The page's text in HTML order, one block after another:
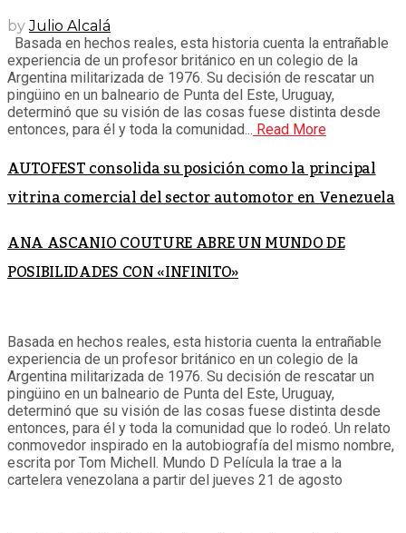
byJulio Alcalá
Basada en hechos reales, esta historia cuenta la entrañable
experiencia de un profesor británico en un colegio de la
Argentina militarizada de 1976. Su decisión de rescatar un
pingüino en un balneario de Punta del Este, Uruguay,
determinó que su visión de las cosas fuese distinta desde
entonces, para él y toda la comunidad... Read More
AUTOFEST consolida su posición como la principal
vitrina comercial del sector automotor en Venezuela
ANA ASCANIO COUTURE ABRE UN MUNDO DE
POSIBILIDADES CON «INFINITO»
Basada en hechos reales, esta historia cuenta la entrañable
experiencia de un profesor británico en un colegio de la
Argentina militarizada de 1976. Su decisión de rescatar un
pingüino en un balneario de Punta del Este, Uruguay,
determinó que su visión de las cosas fuese distinta desde
entonces, para él y toda la comunidad que lo rodeó. Un relato
conmovedor inspirado en la autobiografía del mismo nombre,
escrita por Tom Michell. Mundo D Película la trae a la
cartelera venezolana a partir del jueves 21 de agosto